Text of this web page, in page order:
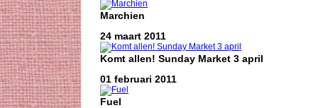
Marchien
24 maart 2011
Komt allen! Sunday Market 3 april
01 februari 2011
Fuel